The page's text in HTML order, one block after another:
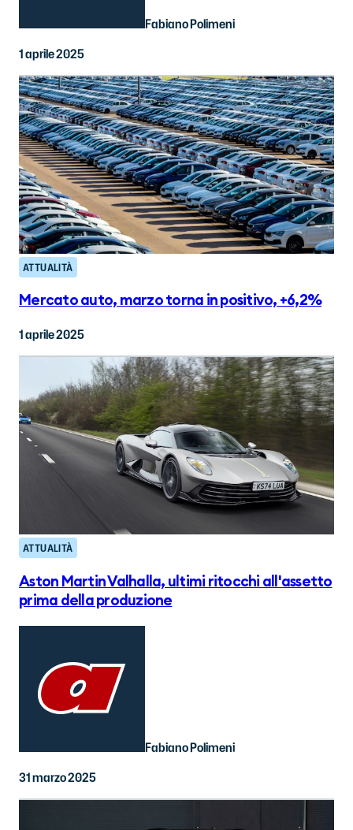
Fabiano Polimeni
1 aprile 2025
ATTUALITÀ
Mercato auto, marzo torna in positivo, +6,2%
1 aprile 2025
ATTUALITÀ
Aston Martin Valhalla, ultimi ritocchi all'assetto
prima della produzione
Fabiano Polimeni
31 marzo 2025